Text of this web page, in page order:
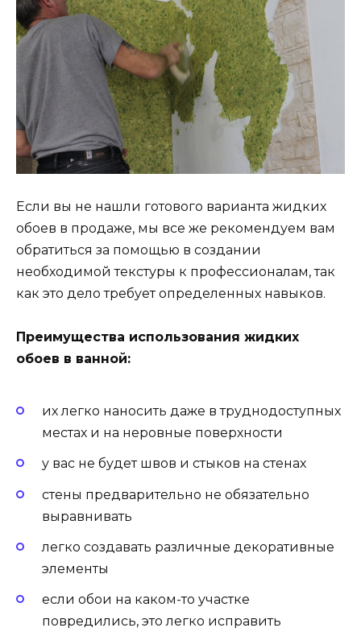
Если вы не нашли готового варианта жидких
обоев в продаже, мы все же рекомендуем вам
обратиться за помощью в создании
необходимой текстуры к профессионалам, так
как это дело требует определенных навыков.
Преимущества использования жидких
обоев в ванной:
их легко наносить даже в труднодоступных
местах и на неровные поверхности
у вас не будет швов и стыков на стенах
стены предварительно не обязательно
выравнивать
легко создавать различные декоративные
элементы
если обои на каком-то участке
повредились, это легко исправить